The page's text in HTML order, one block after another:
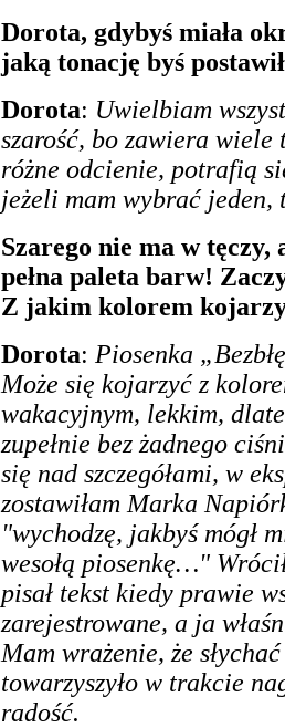
Dorota, gdybyś miała
jaką tonację byś
Dorota: Uwielbiam
szarość, bo zawiera wiele
różne odcienie, potrafią
jeżeli mam wybrać jeden,
Szarego nie ma w
pełna paleta barw!
Z jakim kolorem
Dorota: Piosenka
Może się kojarzyć z
wakacyjnym, lekkim,
zupełnie bez żadnego
się nad szczegółami, w
zostawiłam Marka
"wychodzę, jakbyś mógł
wesołą piosenkę…"
pisał tekst kiedy prawie
zarejestrowane, a ja
Mam wrażenie, że
towarzyszyło w trakcie
radość.